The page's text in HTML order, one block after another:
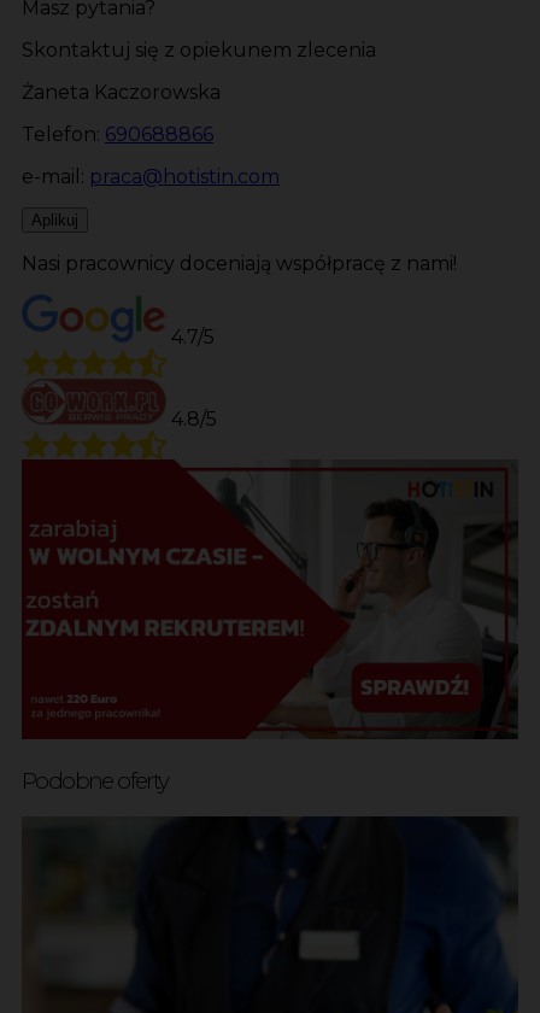
Masz pytania?
Skontaktuj się z opiekunem zlecenia
Żaneta Kaczorowska
Telefon: 690688866
e-mail: praca@hotistin.com
Aplikuj
Nasi pracownicy doceniają współpracę z nami!
4.7/5
4.8/5
Podobne oferty